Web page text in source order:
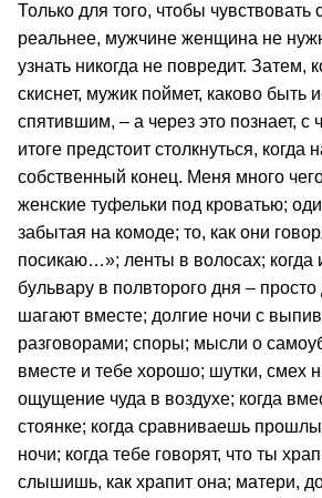
Только для того, чтобы чувствовать
реальнее, мужчине женщина не
узнать никогда не повредит. Затем,
скиснет, мужик поймет, каково быть
спятившим, – а через это познает, с
итоге предстоит столкнуться, когда
собственный конец. Меня много
женские туфельки под кроватью;
забытая на комоде; то, как они
посикаю…»; ленты в волосах;
бульвару в полвторого дня – просто
шагают вместе; долгие ночи с
разговорами; споры; мысли о
вместе и тебе хорошо; шутки, смех
ощущение чуда в воздухе; когда
стоянке; когда сравниваешь
ночи; когда тебе говорят, что ты
слышишь, как храпит она; матери,